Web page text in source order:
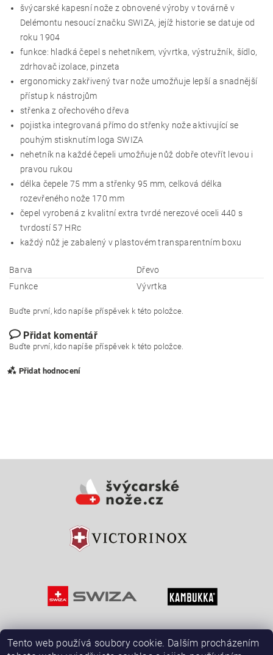
švýcarské kapesní nože z obnovené výroby v továrně v
Delémontu nesoucí značku SWIZA, jejíž historie se datuje od
roku 1904
funkce: hladká čepel s nehetníkem, vývrtka, výstružník, šídlo,
zdrhovač izolace, pinzeta
ergonomicky zakřivený tvar nože umožňuje lepší a snadnější
přístup k nástrojům
střenka z ořechového dřeva
pojistka integrovaná přímo do střenky nože aktivující se
pouhým stisknutím loga SWIZA
nehetník na každé čepeli umožňuje nůž dobře otevřít levou i
pravou rukou
délka čepele 75 mm a střenky 95 mm, celková délka
rozevřeného nože 170 mm
čepel vyrobená z kvalitní extra tvrdé nerezové oceli 440 s
tvrdostí 57 HRc
každý nůž je zabalený v plastovém transparentním boxu
Barva
Dřevo
Funkce
Vývrtka
Buďte první, kdo napíše příspěvek k této položce.
Přidat komentář
Buďte první, kdo napíše příspěvek k této položce.
Přidat hodnocení
Tento web používá soubory cookie. Dalším procházením